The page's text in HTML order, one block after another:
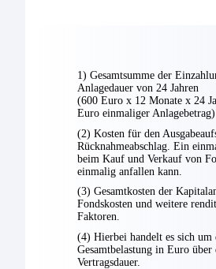
1) Gesamtsumme der
Anlagedauer von 24 Jahren
(600 Euro x 12 Monate x 24
Euro einmaliger Anlagebetrag)
(2) Kosten für den
Rücknahmeabschlag. Ein
beim Kauf und Verkauf von
einmalig anfallen kann.
(3) Gesamtkosten der
Fondskosten und weitere
Faktoren.
(4) Hierbei handelt es sich um
Gesamtbelastung in Euro über
Vertragsdauer.